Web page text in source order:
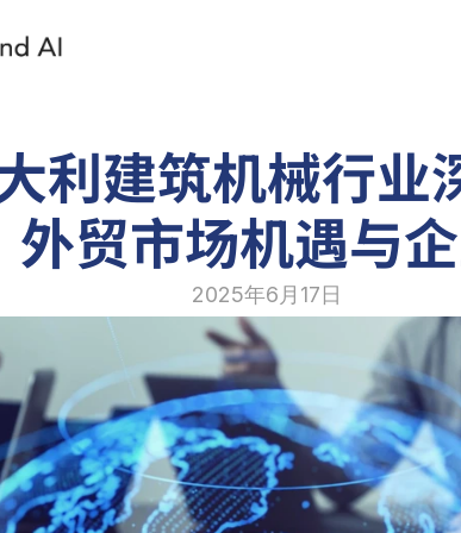
利建筑机械行业
外贸市场机遇与
2025年6月17日